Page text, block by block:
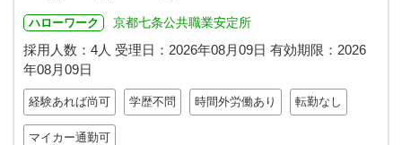
ハローワーク 京都七条公共職業安定所
採用人数：4人 受理日： 2026年08月09日 有効期限： 2026
年08月09日
経験あれば尚可 学歴不問 時間外労働あり 転勤なし
マイカー通勤可